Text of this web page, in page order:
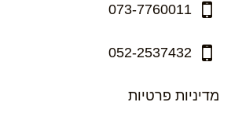
073-7760011
052-2537432
מדיניות פרטיות